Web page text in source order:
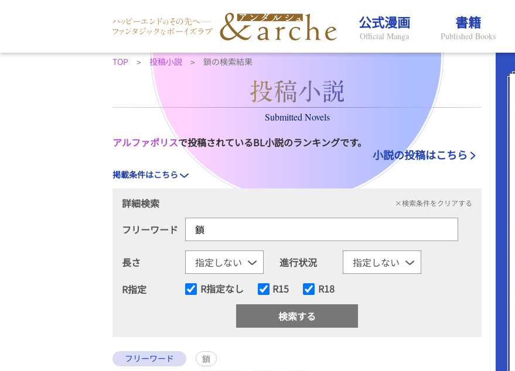
公式漫画
Official Manga
書籍
Published Books
TOP 投稿小説 鎖の検索結果
Submitted Novels
アルファポリスで投稿されているBL小説のランキングです。
小説の投稿はこちら
掲載条件はこちら
詳細検索 ×検索条件をクリアする
フリーワード
長さ
進行状況
R指定
R指定なし R15 R18
フリーワード
鎖